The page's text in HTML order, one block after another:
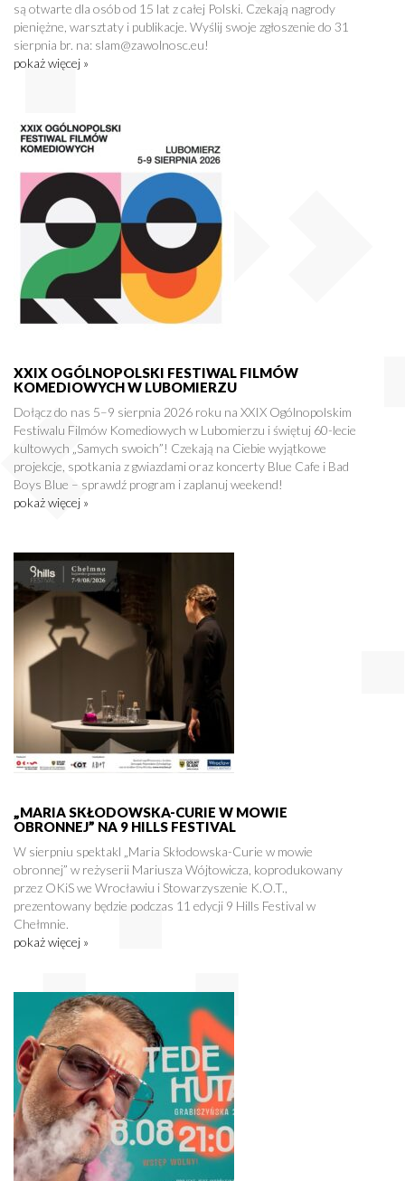
są otwarte dla osób od 15 lat z całej Polski. Czekają nagrody
pieniężne, warsztaty i publikacje. Wyślij swoje zgłoszenie do 31
sierpnia br. na: slam@zawolnosc.eu!
pokaż więcej »
XXIX OGÓLNOPOLSKI FESTIWAL FILMÓW
KOMEDIOWYCH W LUBOMIERZU
Dołącz do nas 5–9 sierpnia 2026 roku na XXIX Ogólnopolskim
Festiwalu Filmów Komediowych w Lubomierzu i świętuj 60-lecie
kultowych „Samych swoich”! Czekają na Ciebie wyjątkowe
projekcje, spotkania z gwiazdami oraz koncerty Blue Cafe i Bad
Boys Blue – sprawdź program i zaplanuj weekend!
pokaż więcej »
„MARIA SKŁODOWSKA-CURIE W MOWIE
OBRONNEJ” NA 9 HILLS FESTIVAL
W sierpniu spektakl „Maria Skłodowska-Curie w mowie
obronnej” w reżyserii Mariusza Wójtowicza, koprodukowany
przez OKiS we Wrocławiu i Stowarzyszenie K.O.T.,
prezentowany będzie podczas 11 edycji 9 Hills Festival w
Chełmnie.
pokaż więcej »